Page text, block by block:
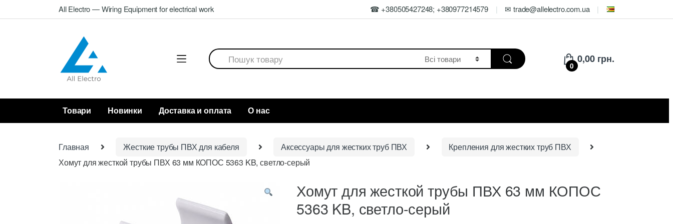
to
to
All Electro — Wiring Equipment for electrical work ☎ +380505427248; +380977214579 ✉ trade@allelectro.com.ua
Search
for:
0
0,00 грн.
Товари Новинки Доставка и оплата О нас
Главная Жесткие трубы ПВХ для кабеля Аксессуары для жестких труб ПВХ
Крепления для жестких труб ПВХ
Хомут для жесткой трубы ПВХ 63 мм КОПОС 5363 KB, светло-серый
Хомут для жесткой трубы ПВХ 63 мм КОПОС
5363 KB, светло-серый